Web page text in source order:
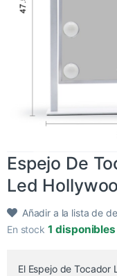
Espejo De
Led
Añadir a la lista de
En stock 1 disponibles
El Espejo de Tocador